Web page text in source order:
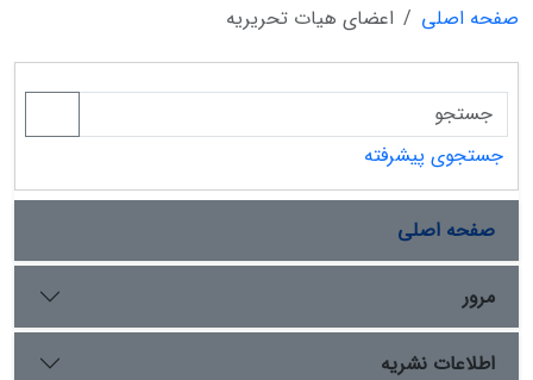
صفحه اصلی اعضای هیات تحریریه
جستجوی پیشرفته
صفحه اصلی
مرور
اطلاعات نشریه